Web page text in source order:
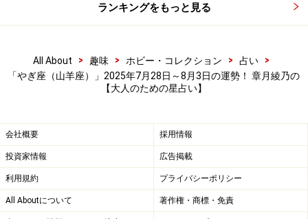
ランキングをもっと見る
All About > 趣味 > ホビー・コレクション > 占い
>
「やぎ座（山羊座）」2025年7月28日～8月3日の運勢！ 章月綾乃の
【大人のための星占い】
会社概要 採用情報
投資家情報 広告掲載
利用規約 プライバシーポリシー
All Aboutについて 著作権・商標・免責